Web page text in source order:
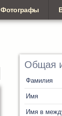
Фотографы
Общая
Фамилия
Имя
Имя в